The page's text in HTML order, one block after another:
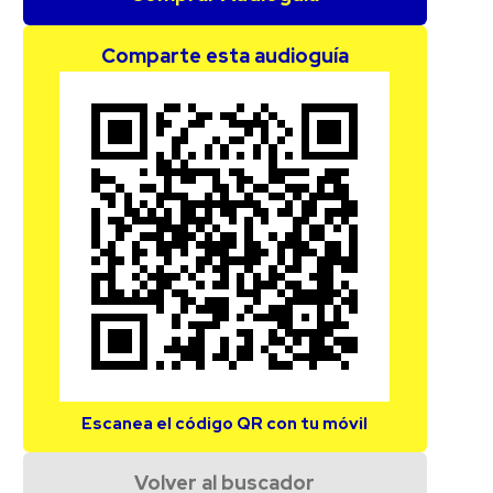
Comparte esta audioguía
Escanea el código QR con tu móvil
Volver al buscador